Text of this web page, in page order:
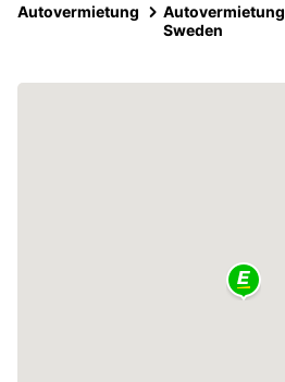
Autovermietung
Autovermietung
Sweden